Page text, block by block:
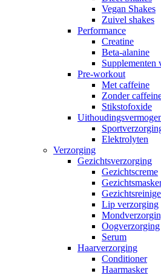
Vegan Shakes
Zuivel shakes
Performance
Creatine
Beta-alanine
Supplementen
Pre-workout
Met caffeine
Zonder
Stikstofoxide
Elektrolyten
Verzorging
Gezichtsverzorging
Gezichtscreme
Lip verzorging
Oogverzorging
Serum
Haarverzorging
Conditioner
Haarmasker